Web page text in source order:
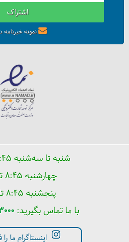
اشتراک
نمونه خبرنامه
شنبه تا سه‌شنبه ۸:۴۵ تا ۱۶:۴۵
چهارشنبه ۸:۴۵ تا ۱۹:۰۰
پنجشنبه ۸:۴۵ تا ۱۶:۰۰
با ما تماس بگیرید:
اینستاگرام ما را